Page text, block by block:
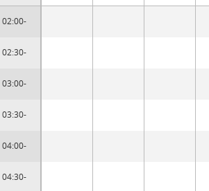
02:00-
02:30-
03:00-
03:30-
04:00-
04:30-